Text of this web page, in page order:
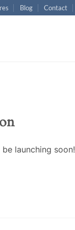
Blog Contact
launching soon!